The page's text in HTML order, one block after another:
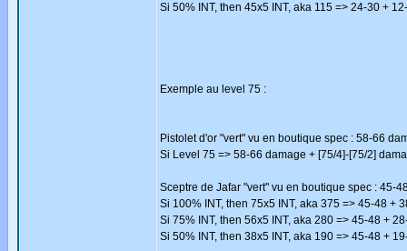
Si 50% INT, then 45x5 INT, aka 115 => 24-30 +
Exemple au level 75 :
Pistolet d'or "vert" vu en boutique spec : 58-66
Si Level 75 => 58-66 damage + [75/4]-[75/2]
Sceptre de Jafar "vert" vu en boutique spec : 45-
Si 100% INT, then 75x5 INT, aka 375 => 45-48 +
Si 75% INT, then 56x5 INT, aka 280 => 45-48 +
Si 50% INT, then 38x5 INT, aka 190 => 45-48 +